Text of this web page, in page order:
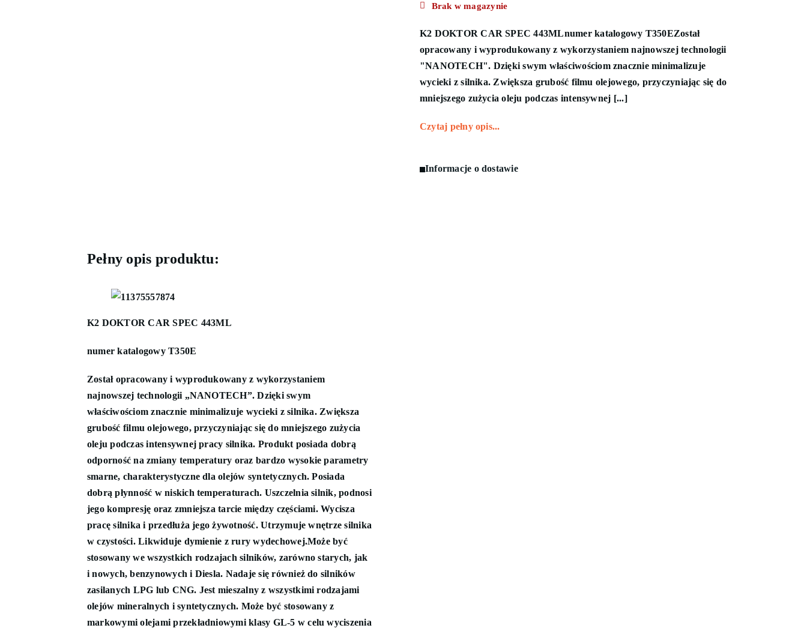
Brak w magazynie
K2 DOKTOR CAR SPEC 443MLnumer katalogowy T350EZostał
opracowany i wyprodukowany z wykorzystaniem najnowszej technologii
"NANOTECH". Dzięki swym właściwościom znacznie minimalizuje
wycieki z silnika. Zwiększa grubość filmu olejowego, przyczyniając się do
mniejszego zużycia oleju podczas intensywnej [...]
Czytaj pełny opis...
Informacje o dostawie
Pełny opis produktu:
K2 DOKTOR CAR SPEC 443ML
numer katalogowy T350E
Został opracowany i wyprodukowany z wykorzystaniem
najnowszej technologii „NANOTECH”. Dzięki swym
właściwościom znacznie minimalizuje wycieki z silnika. Zwiększa
grubość filmu olejowego, przyczyniając się do mniejszego zużycia
oleju podczas intensywnej pracy silnika. Produkt posiada dobrą
odporność na zmiany temperatury oraz bardzo wysokie parametry
smarne, charakterystyczne dla olejów syntetycznych. Posiada
dobrą płynność w niskich temperaturach. Uszczelnia silnik, podnosi
jego kompresję oraz zmniejsza tarcie między częściami. Wycisza
pracę silnika i przedłuża jego żywotność. Utrzymuje wnętrze silnika
w czystości. Likwiduje dymienie z rury wydechowej.Może być
stosowany we wszystkich rodzajach silników, zarówno starych, jak
i nowych, benzynowych i Diesla. Nadaje się również do silników
zasilanych LPG lub CNG. Jest mieszalny z wszystkimi rodzajami
olejów mineralnych i syntetycznych. Może być stosowany z
markowymi olejami przekładniowymi klasy GL-5 w celu wyciszenia